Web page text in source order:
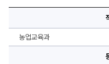
생
대
농업교육과